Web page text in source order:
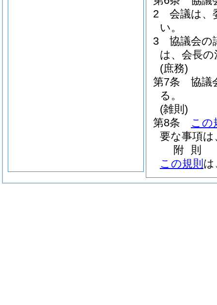
2
会議は、
い。
3
協議会の
は、会長
(庶務)
第7条
協議
る。
(雑則)
第8条
この
要な事項
附 則
この規則 は